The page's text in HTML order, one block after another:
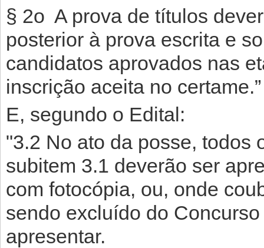
§ 2o A prova de títulos
posterior à prova escrita e
candidatos aprovados nas
inscrição aceita no certame.”
E, segundo o Edital:
"3.2 No ato da posse, todos
subitem 3.1 deverão ser
com fotocópia, ou, onde
sendo excluído do
apresentar.